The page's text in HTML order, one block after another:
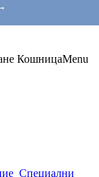
КошницаMenu
Специални